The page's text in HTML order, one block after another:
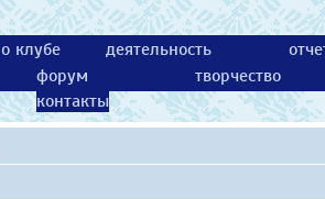
о клубе деятельность
форум
творчество
контакты